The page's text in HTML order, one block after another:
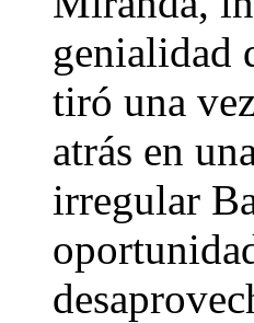
genialidad
tiró una
atrás en
irregular